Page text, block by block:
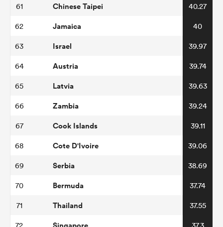
61 Chinese Taipei 40.27
62 Jamaica 40
63 Israel 39.97
64 Austria 39.74
65 Latvia 39.63
66 Zambia 39.24
67 Cook Islands 39.11
68 Cote D'Ivoire 39.06
69 Serbia 38.69
70 Bermuda 37.74
71 Thailand 37.55
72 37.3